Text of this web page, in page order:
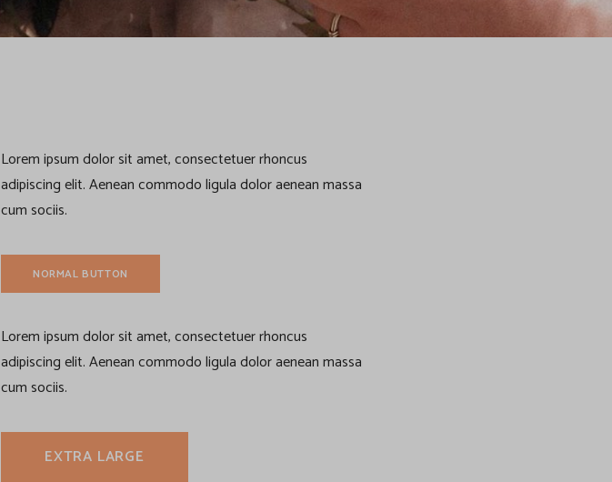
Lorem ipsum dolor sit amet, consectetuer rhoncus
adipiscing elit. Aenean commodo ligula dolor aenean massa
cum sociis.
NORMAL BUTTON
Lorem ipsum dolor sit amet, consectetuer rhoncus
adipiscing elit. Aenean commodo ligula dolor aenean massa
cum sociis.
EXTRA LARGE